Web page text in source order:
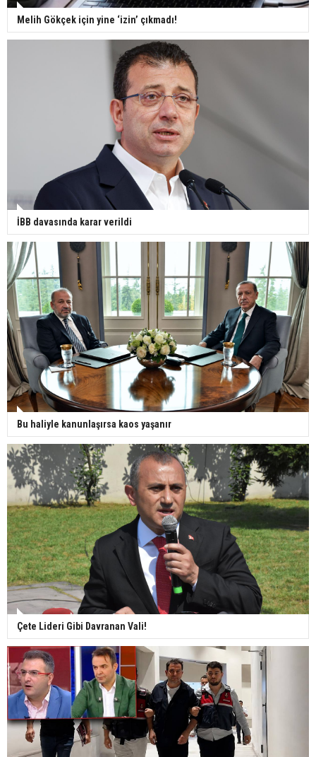
Melih Gökçek için yine ‘izin’ çıkmadı!
İBB davasında karar verildi
Bu haliyle kanunlaşırsa kaos yaşanır
Çete Lideri Gibi Davranan Vali!